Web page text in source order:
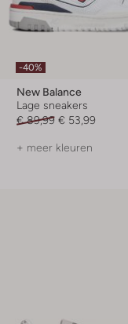
-40%
New Balance
Lage sneakers
€ 89,99 € 53,99
+ meer kleuren